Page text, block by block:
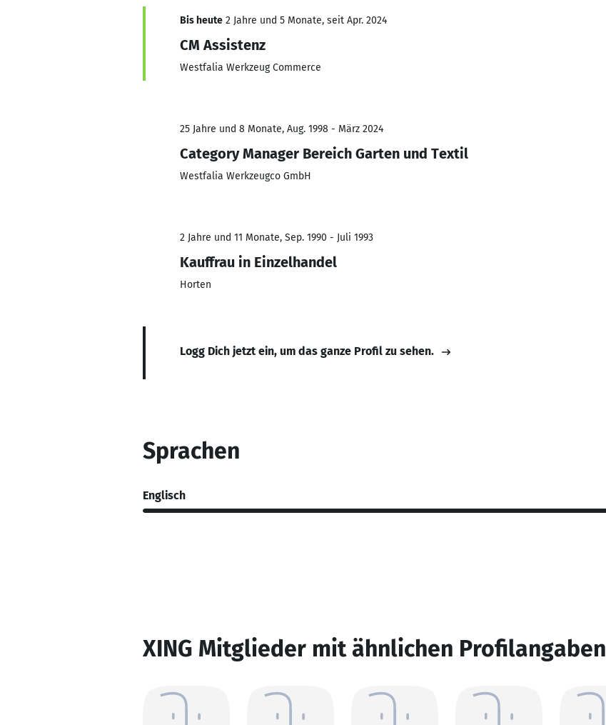
Bis heute 2 Jahre und 5 Monate, seit Apr. 2024
CM Assistenz
Westfalia Werkzeug Commerce
25 Jahre und 8 Monate, Aug. 1998 - März 2024
Category Manager Bereich Garten und Textil
Westfalia Werkzeugco GmbH
2 Jahre und 11 Monate, Sep. 1990 - Juli 1993
Kauffrau in Einzelhandel
Horten
Logg Dich jetzt ein, um das ganze Profil zu sehen.
Sprachen
Englisch
XING Mitglieder mit ähnlichen Profilangaben